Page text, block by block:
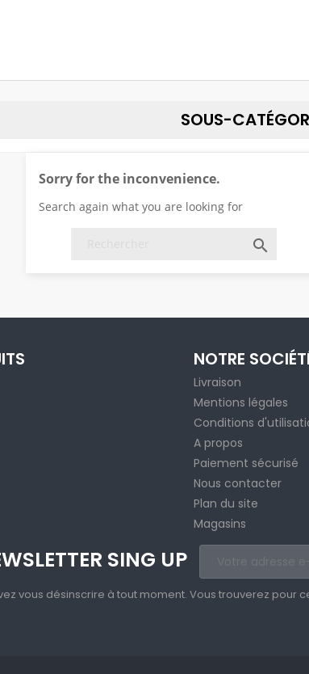
SOUS-
Sorry for the inconvenience.
Search again what you are looking for

NOTRE
Livraison
Mentions légales
Conditions
A propos
Paiement sécurisé
Nous contacter
Plan du site
Magasins
SING UP
vous désinscrire à tout moment. Vous trouverez